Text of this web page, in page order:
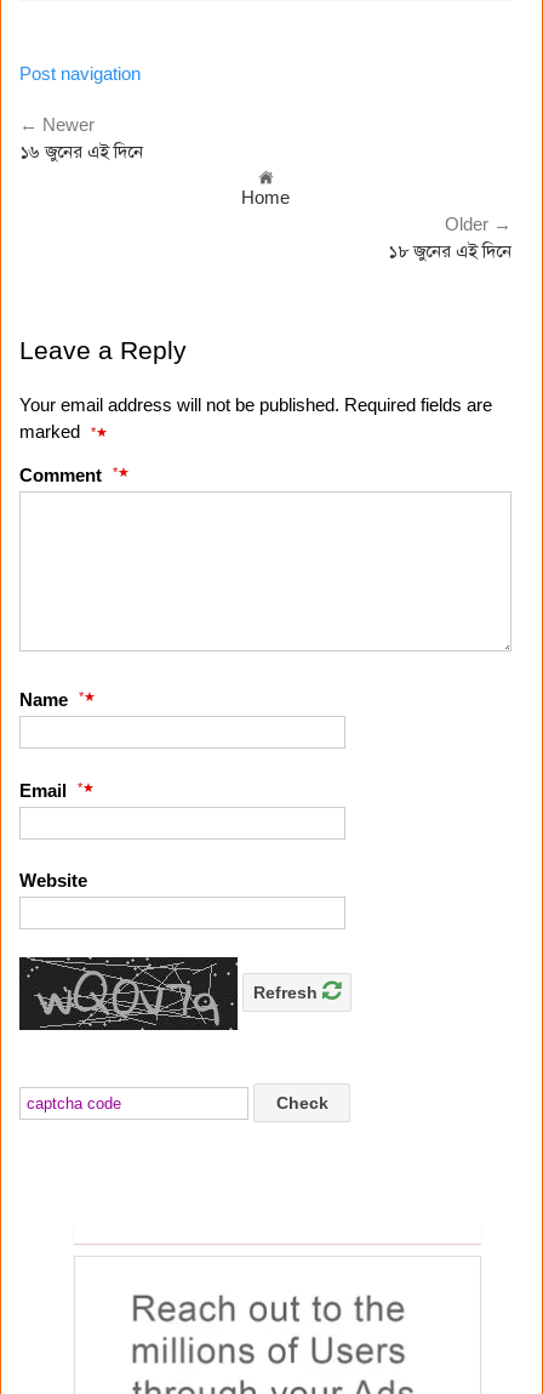
Post navigation
← Newer
১৬ জুনের এই দিনে
Home
Older →
১৮ জুনের এই দিনে
Leave a Reply
Your email address will not be published. Required fields are
marked
*
Comment *
Name *
Email *
Website
Refresh
Check